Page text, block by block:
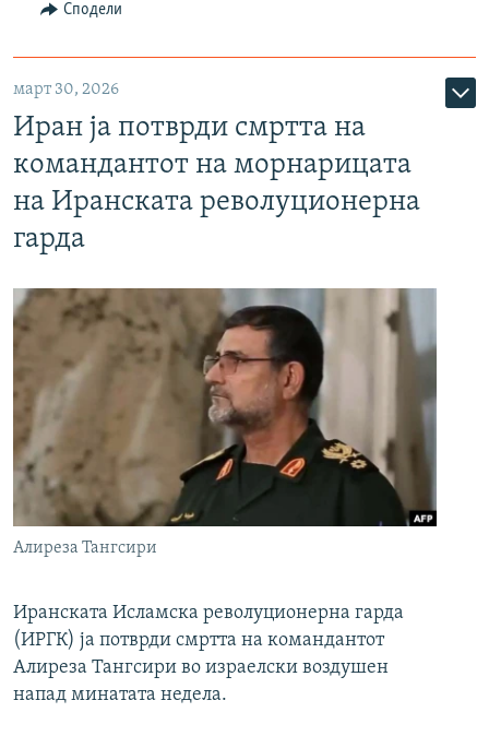
Сподели
март 30, 2026
Иран ја потврди смртта на
командантот на морнарицата
на Иранската револуционерна
гарда
Алиреза Тангсири
Иранската Исламска револуционерна гарда
(ИРГК) ја потврди смртта на командантот
Алиреза Тангсири во израелски воздушен
напад минатата недела.